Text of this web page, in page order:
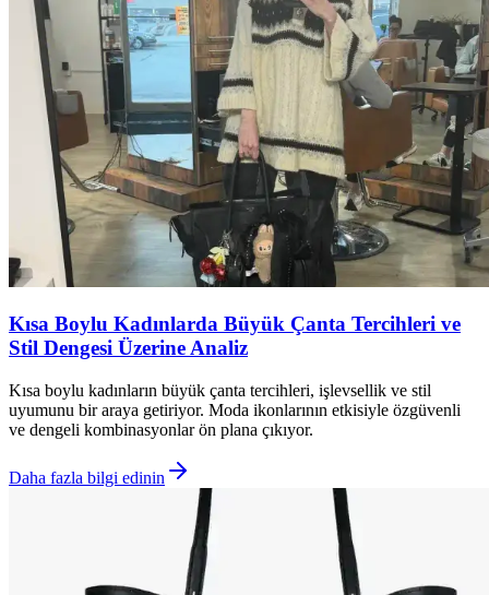
Kısa Boylu Kadınlarda Büyük Çanta Tercihleri ve
Stil Dengesi Üzerine Analiz
Kısa boylu kadınların büyük çanta tercihleri, işlevsellik ve stil
uyumunu bir araya getiriyor. Moda ikonlarının etkisiyle özgüvenli
ve dengeli kombinasyonlar ön plana çıkıyor.
Daha fazla bilgi edinin